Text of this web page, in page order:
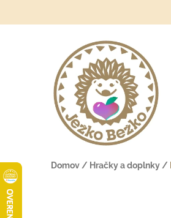
Domov / Hračky a doplnky /